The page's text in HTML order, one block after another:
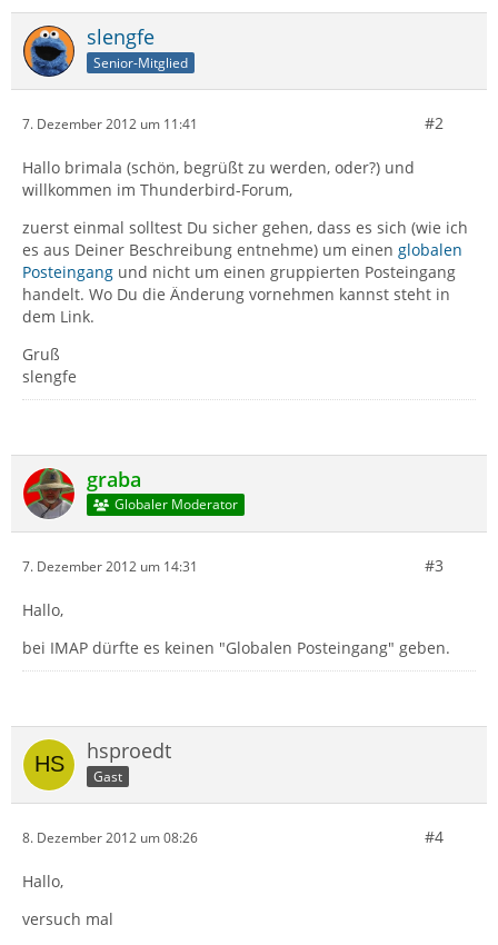
slengfe
Senior-Mitglied
7. Dezember 2012 um 11:41 #2
Hallo brimala (schön, begrüßt zu werden, oder?) und
willkommen im Thunderbird-Forum,
zuerst einmal solltest Du sicher gehen, dass es sich (wie ich
es aus Deiner Beschreibung entnehme) um einen globalen
Posteingang und nicht um einen gruppierten Posteingang
handelt. Wo Du die Änderung vornehmen kannst steht in
dem Link.
Gruß
slengfe
graba
Globaler Moderator
7. Dezember 2012 um 14:31 #3
Hallo,
bei IMAP dürfte es keinen "Globalen Posteingang" geben.
hsproedt
Gast
8. Dezember 2012 um 08:26 #4
Hallo,
versuch mal